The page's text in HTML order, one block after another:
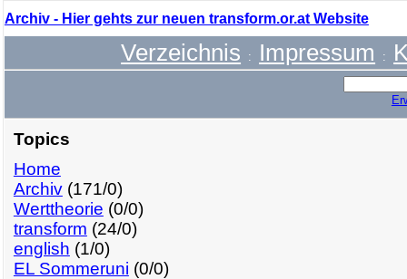
Archiv - Hier gehts zur neuen transform.or.at Website
Verzeichnis : Impressum :
Topics
Home
Archiv(171/0)
Werttheorie (0/0)
transform (24/0)
english (1/0)
EL Sommeruni (0/0)